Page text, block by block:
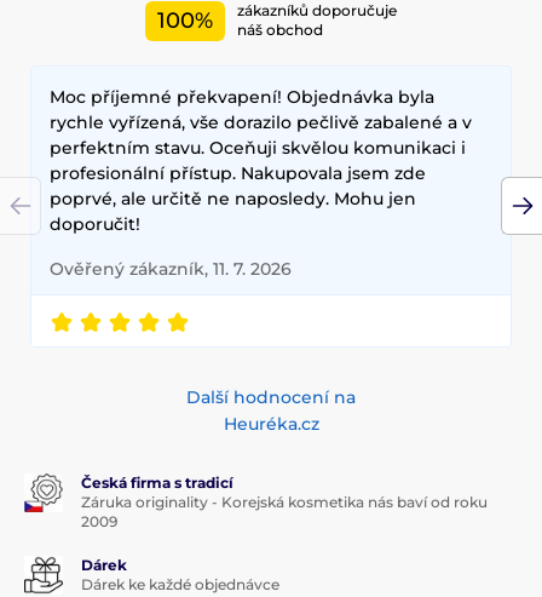
100%
zákazníků doporučuje
náš obchod
Moc příjemné překvapení! Objednávka byla
rychle vyřízená, vše dorazilo pečlivě zabalené a v
perfektním stavu. Oceňuji skvělou komunikaci i
profesionální přístup. Nakupovala jsem zde
poprvé, ale určitě ne naposledy. Mohu jen
doporučit!
Ověřený zákazník, 11. 7. 2026
Další hodnocení na
Heuréka.cz
Česká firma s tradicí
Záruka originality - Korejská kosmetika nás baví od roku
2009
Dárek
Dárek ke každé objednávce